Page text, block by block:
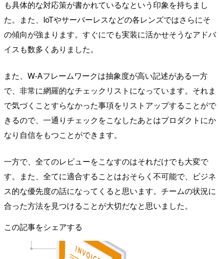
も具体的な対応策が書かれているなという印象を持ちまし
た。また、IoTやサーバーレスなどの各レンズではさらにそ
の傾向が強まります。すぐにでも実装に活かせそうなアドバ
イスも数多くありました。
また、W-Aフレームワークは抽象度が高い記述がある一方
で、非常に網羅的なチェックリストになっています。それま
で気づくことすらなかった事項をリストアップすることがで
きるので、一通りチェックをこなしたあとはプロダクトにか
なり自信をもつことができます。
一方で、全てのレビューをこなすのはそれだけでも大変で
す。また、全てに適合することはおそらく不可能で、ビジネ
ス的な優先度の話になってくると思います。チームの状況に
合った方法を見つけることが大切だなと思いました。
この記事をシェアする